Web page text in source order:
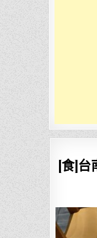
[食]台